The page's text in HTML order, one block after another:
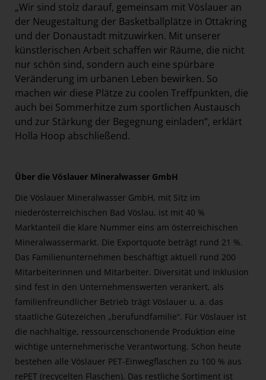
„Wir sind stolz darauf, gemeinsam mit Vöslauer an
der Neugestaltung der Basketballplätze in Ottakring
und der Donaustadt mitzuwirken. Mit unserer
künstlerischen Arbeit schaffen wir Räume, die nicht
nur schön sind, sondern auch eine spürbare
Veränderung im urbanen Leben bewirken. So
machen wir diese Plätze zu coolen Treffpunkten, die
auch bei Sommerhitze zum sportlichen Austausch
und zur Stärkung der Begegnung einladen“, erklärt
Holla Hoop abschließend.
Über die Vöslauer Mineralwasser GmbH
Die Vöslauer Mineralwasser GmbH, mit Sitz im
niederösterreichischen Bad Vöslau, ist mit 40 %
Marktanteil die klare Nummer eins am österreichischen
Mineralwassermarkt. Die Exportquote beträgt rund 21 %.
Das Familienunternehmen beschäftigt aktuell rund 200
Mitarbeiterinnen und Mitarbeiter. Diversität und Inklusion
sind fest in den Unternehmenswerten verankert, als
familienfreundlicher Betrieb trägt Vöslauer u. a. das
staatliche Gütezeichen „berufundfamilie“. Für Vöslauer ist
die nachhaltige, ressourcenschonende Produktion eine
wichtige unternehmerische Verantwortung. Schon heute
bestehen alle Vöslauer PET-Einwegflaschen zu 100 % aus
rePET (recycelten Flaschen). Das restliche Sortiment ist